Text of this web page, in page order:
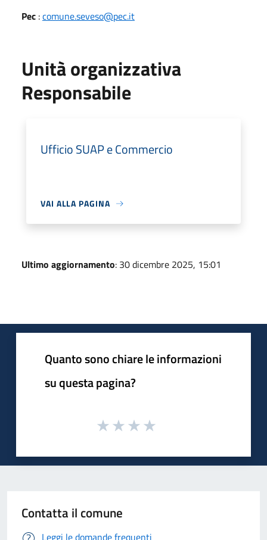
Pec :comune.seveso@pec.it
Unità organizzativa
Responsabile
Ufficio SUAP e Commercio
VAI ALLA PAGINA
Ultimo aggiornamento: 30 dicembre 2025, 15:01
Quanto sono chiare le informazioni
su questa pagina?
Contatta il comune
Leggi le domande frequenti